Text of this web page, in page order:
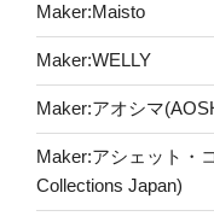
Maker:Maisto
Maker:WELLY
Maker:アオシマ
Maker:アシェット・
Collections Japan)